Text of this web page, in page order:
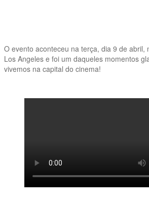
O evento aconteceu na terça, dia 9 de abril,
Los Angeles e foi um daqueles momentos
vivemos na capital do cinema!